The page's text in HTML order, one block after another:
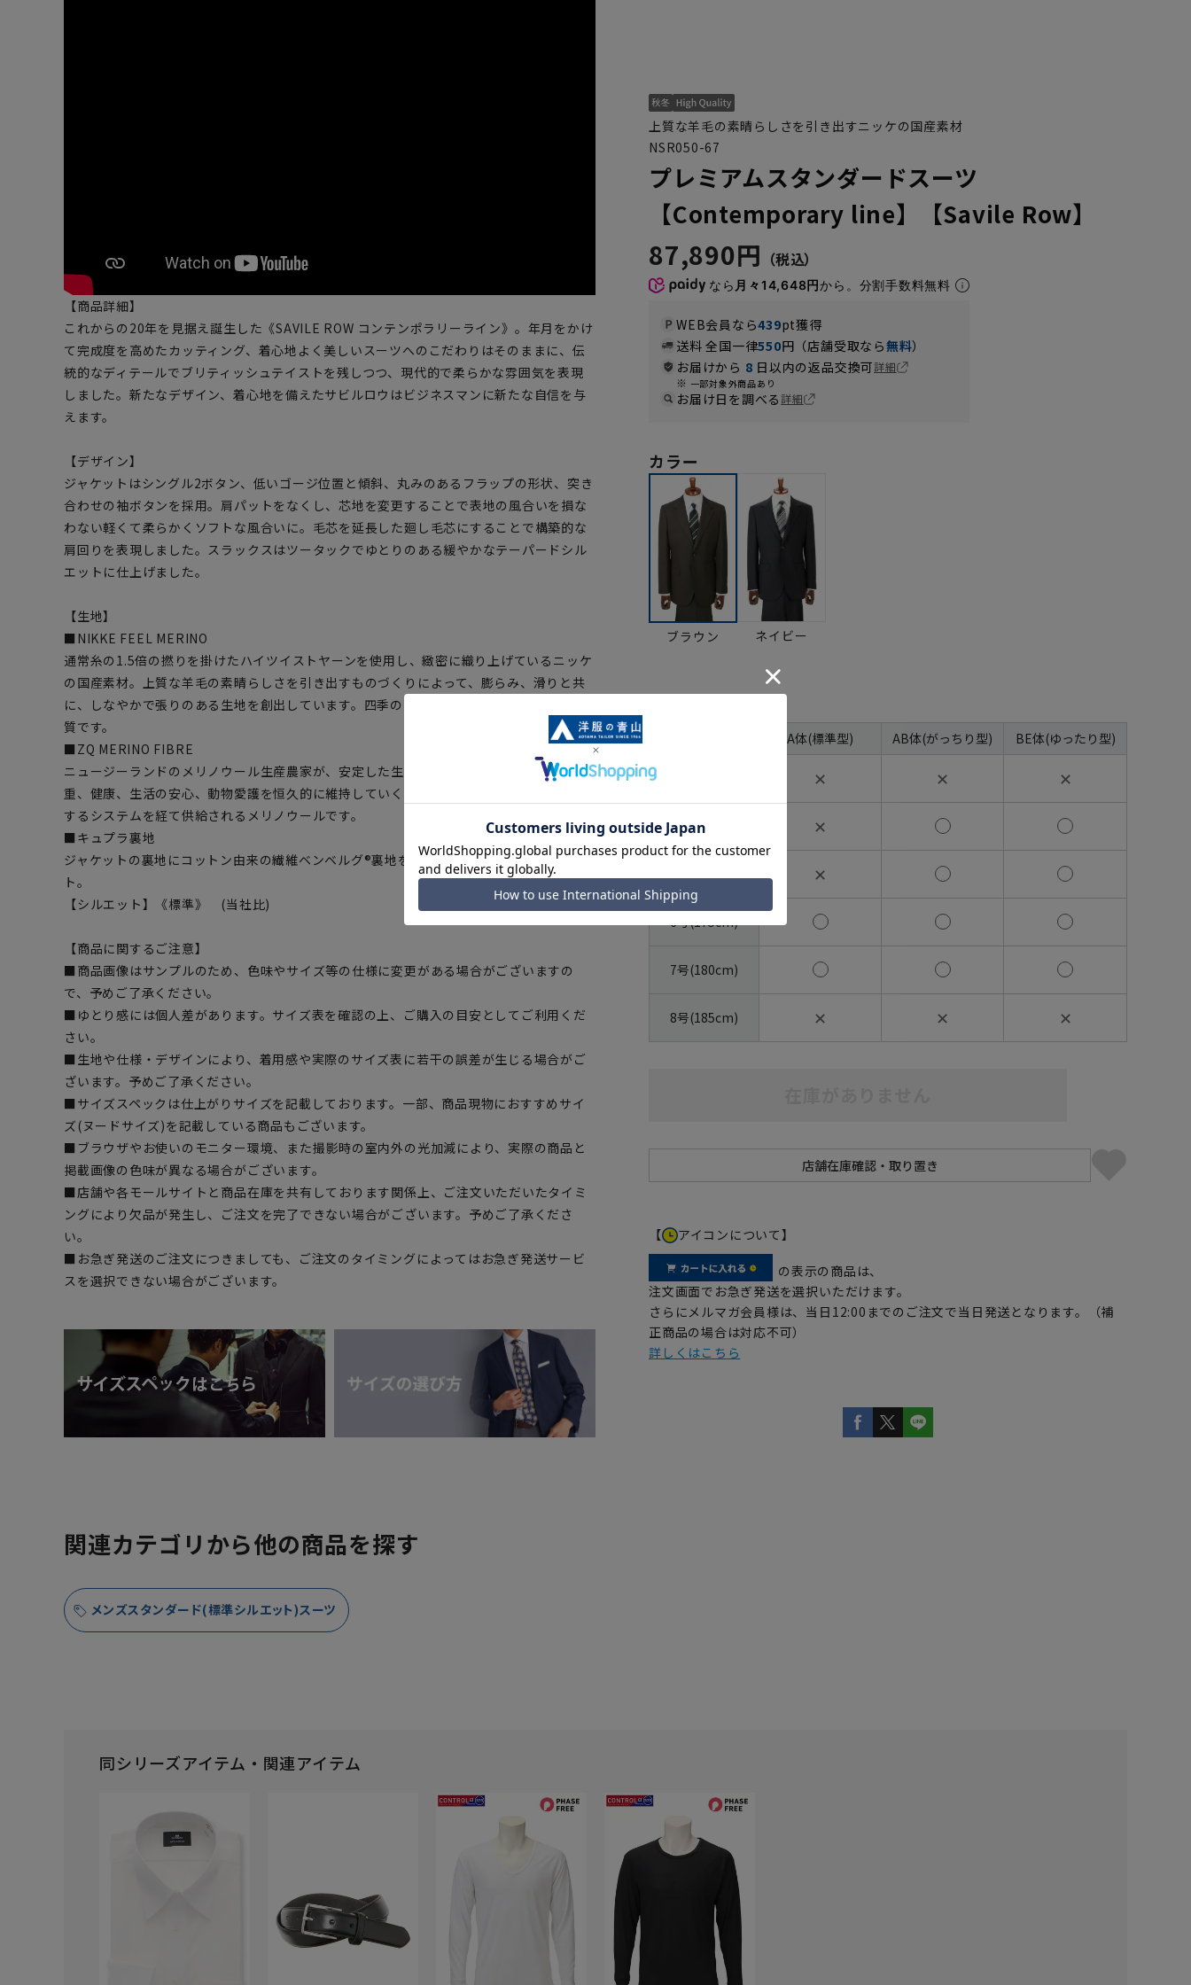
【商品詳細】
これからの20年を見据え誕生した《SAVILE ROW コンテンポラリーライン》。年月をかけ
て完成度を高めたカッティング、着心地よく美しいスーツへのこだわりはそのままに、伝
統的なディテールでブリティッシュテイストを残しつつ、現代的で柔らかな雰囲気を表現
しました。新たなデザイン、着心地を備えたサビルロウはビジネスマンに新たな自信を与
えます。
【デザイン】
ジャケットはシングル2ボタン、低いゴージ位置と傾斜、丸みのあるフラップの形状、突き
合わせの袖ボタンを採用。肩パットをなくし、芯地を変更することで表地の風合いを損な
わない軽くて柔らかくソフトな風合いに。毛芯を延長した廻し毛芯にすることで構築的な
肩回りを表現しました。スラックスはツータックでゆとりのある緩やかなテーパードシル
エットに仕上げました。
【生地】
■NIKKE FEEL MERINO
通常糸の1.5倍の撚りを掛けたハイツイストヤーンを使用し、緻密に織り上げているニッケ
の国産素材。上質な羊毛の素晴らしさを引き出すものづくりによって、膨らみ、滑りと共
に、しなやかで張りのある生地を創出しています。四季のある日本の気候に適した日本品
質です。
■ZQ MERINO FIBRE
ニュージーランドのメリノウール生産農家が、安定した生産、地球環境の保全、生命の尊
重、健康、生活の安心、動物愛護を恒久的に維持していく努力を果たしていることを認証
するシステムを経て供給されるメリノウールです。
■キュプラ裏地
ジャケットの裏地にコットン由来の繊維ベンベルグ®裏地を採用。滑らかな着心地をサポー
ト。
【シルエット】《標準》 (当社比)
【商品に関するご注意】
■商品画像はサンプルのため、色味やサイズ等の仕様に変更がある場合がございますの
で、予めご了承ください。
■ゆとり感には個人差があります。サイズ表を確認の上、ご購入の目安としてご利用くだ
さい。
■生地や仕様・デザインにより、着用感や実際のサイズ表に若干の誤差が生じる場合がご
ざいます。予めご了承ください。
■サイズスペックは仕上がりサイズを記載しております。一部、商品現物におすすめサイ
ズ(ヌードサイズ)を記載している商品もございます。
■ブラウザやお使いのモニター環境、また撮影時の室内外の光加減により、実際の商品と
掲載画像の色味が異なる場合がございます。
■店舗や各モールサイトと商品在庫を共有しております関係上、ご注文いただいたタイミ
ングにより欠品が発生し、ご注文を完了できない場合がございます。予めご了承くださ
い。
■お急ぎ発送のご注文につきましても、ご注文のタイミングによってはお急ぎ発送サービ
スを選択できない場合がございます。
上質な羊毛の素晴らしさを引き出すニッケの国産素材
NSR050-67
プレミアムスタンダードスーツ
【Contemporary line】【Savile Row】
87,890円
なら 月々14,648円から。分割手数料無料
WEB会員なら439pt獲得
送料 全国一律550円（店舗受取なら無料）
お届けから 8 日以内の返品交換可詳細
一部対象外商品あり
お届け日を調べる詳細
カラー
ブラウン ネイビー
サイズ
A体(標準型) AB体(がっちり型) BE体(ゆったり型)
✕ ✕ ✕
4号(165cm) ✕
✕
6号(175cm)
7号(180cm)
8号(185cm) ✕ ✕ ✕
【 アイコンについて】
の表示の商品は、
注文画面でお急ぎ発送を選択いただけます。
さらにメルマガ会員様は、当日12:00までのご注文で当日発送となります。（補
正商品の場合は対応不可）
詳しくはこちら
関連カテゴリから他の商品を探す
メンズスタンダード(標準シルエット)スーツ
同シリーズアイテム・関連アイテム